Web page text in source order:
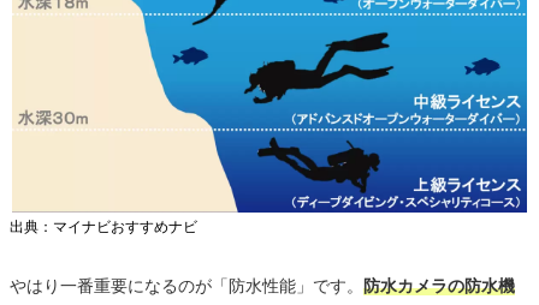
出典：マイナビおすすめナビ
やはり一番重要になるのが「防水性能」です。 防水カメラの防水機